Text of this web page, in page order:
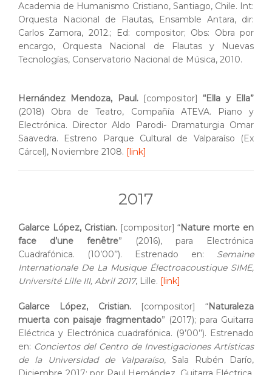
Academia de Humanismo Cristiano, Santiago, Chile. Int:
Orquesta Nacional de Flautas, Ensamble Antara, dir:
Carlos Zamora, 2012.; Ed: compositor; Obs: Obra por
encargo, Orquesta Nacional de Flautas y Nuevas
Tecnologías, Conservatorio Nacional de Música, 2010.
Hernández Mendoza, Paul.[compositor]“Ella y Ella”
(2018) Obra de Teatro, Compañía ATEVA. Piano y
Electrónica. Director Aldo Parodi- Dramaturgia Omar
Saavedra. Estreno Parque Cultural de Valparaíso (Ex
Cárcel), Noviembre 2108. [link]
2017
Galarce López, Cristian. [compositor] “Nature morte en
face d’une fenêtre” (2016), para Electrónica
Cuadrafónica. (10’00’’). Estrenado en: Semaine
Internationale De La Musique Électroacoustique SIME,
Université Lille III, Abril 2017, Lille. [link]
Galarce López, Cristian. [compositor] “Naturaleza
muerta con paisaje fragmentado” (2017); para Guitarra
Eléctrica y Electrónica cuadrafónica. (9’00’’). Estrenado
en: Conciertos del Centro de Investigaciones Artísticas
de la Universidad de Valparaíso, Sala Rubén Darío,